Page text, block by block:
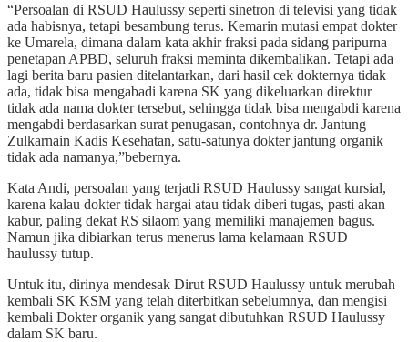
“Persoalan di RSUD Haulussy seperti sinetron di televisi yang tidak
ada habisnya, tetapi besambung terus. Kemarin mutasi empat dokter
ke Umarela, dimana dalam kata akhir fraksi pada sidang paripurna
penetapan APBD, seluruh fraksi meminta dikembalikan. Tetapi ada
lagi berita baru pasien ditelantarkan, dari hasil cek dokternya tidak
ada, tidak bisa mengabadi karena SK yang dikeluarkan direktur
tidak ada nama dokter tersebut, sehingga tidak bisa mengabdi karena
mengabdi berdasarkan surat penugasan, contohnya dr. Jantung
Zulkarnain Kadis Kesehatan, satu-satunya dokter jantung organik
tidak ada namanya,”bebernya.
Kata Andi, persoalan yang terjadi RSUD Haulussy sangat kursial,
karena kalau dokter tidak hargai atau tidak diberi tugas, pasti akan
kabur, paling dekat RS silaom yang memiliki manajemen bagus.
Namun jika dibiarkan terus menerus lama kelamaan RSUD
haulussy tutup.
Untuk itu, dirinya mendesak Dirut RSUD Haulussy untuk merubah
kembali SK KSM yang telah diterbitkan sebelumnya, dan mengisi
kembali Dokter organik yang sangat dibutuhkan RSUD Haulussy
dalam SK baru.